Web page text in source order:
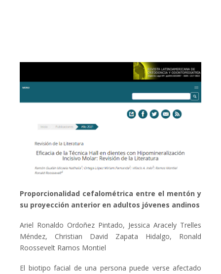
Proporcionalidad cefalométrica entre el mentón y
su proyección anterior en adultos jóvenes andinos
Ariel Ronaldo Ordoñez Pintado, Jessica Aracely Trelles
Méndez, Christian David Zapata Hidalgo, Ronald
Roossevelt Ramos Montiel
El biotipo facial de una persona puede verse afectado